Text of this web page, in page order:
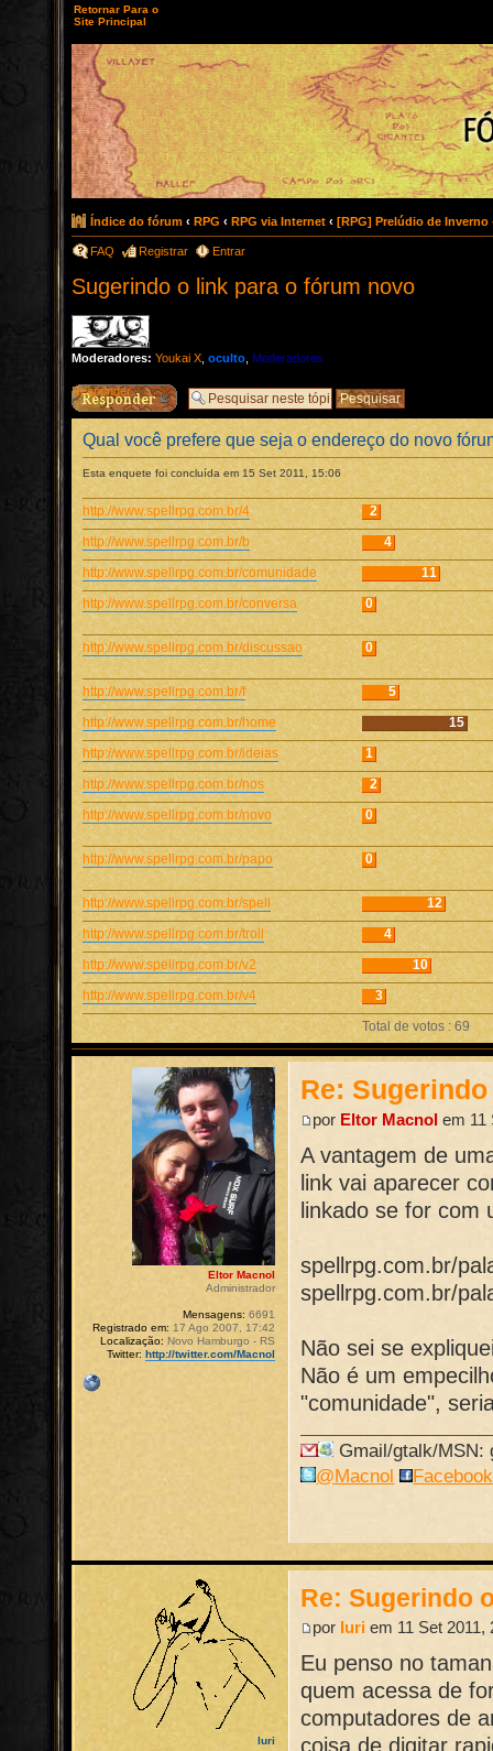
Retornar Para o
Site Principal
Índice do fórum ‹ RPG ‹ RPG via Internet ‹ [RPG] Prelúdio de Inverno
FAQ Registrar Entrar
Sugerindo o link para o fórum novo
Moderadores: Youkai X oculto Moderadores
Responder
Qual você prefere que seja o endereço do novo
Esta enquete foi concluída em 15 Set 2011, 15:06
http://www.spellrpg.com.br/4
2
http://www.spellrpg.com.br/b
4
http://www.spellrpg.com.br/comunidade
11
http://www.spellrpg.com.br/conversa
0
http://www.spellrpg.com.br/discussao 0
http://www.spellrpg.com.br/f
5
http://www.spellrpg.com.br/home
15
http://www.spellrpg.com.br/ideias
1
http://www.spellrpg.com.br/nos
2
http://www.spellrpg.com.br/novo
0
http://www.spellrpg.com.br/papo 0
http://www.spellrpg.com.br/spell
12
http://www.spellrpg.com.br/troll
4
http://www.spellrpg.com.br/v2
10
http://www.spellrpg.com.br/v4
3
Total de votos : 69
Re:
por Eltor Macnol em 11
A vantagem de
link vai aparecer
linkado se for com
spellrpg.com.br/
spellrpg.com.br/
Não sei se
Não é um
"comunidade",
Gmail/gtalk/MSN:
@Macnol
Facebook
Eltor Macnol
Administrador
Mensagens: 6691
Registrado em: 17 Ago 2007, 17:42
Localização: Novo Hamburgo - RS
Twitter: http://twitter.com/Macnol
Re: Sugerindo
por Iuri em 11 Set 2011,
Eu penso no
quem acessa de
computadores de
coisa de digitar
Iuri